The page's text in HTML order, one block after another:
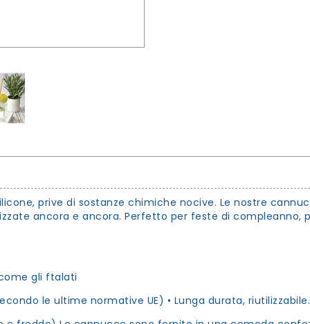
prive di sostanze chimiche nocive. Le nostre
ancora e ancora. Perfetto per feste di compleanno,
gli ftalati
le ultime normative UE) • Lunga durata, riutilizzabile.